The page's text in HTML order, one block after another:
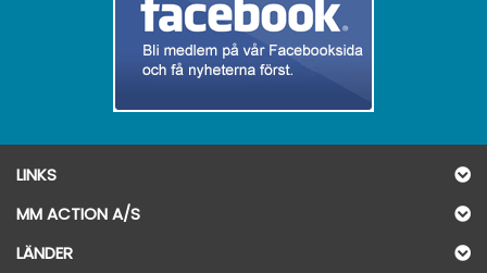
LINKS
MM ACTION A/S
LÄNDER